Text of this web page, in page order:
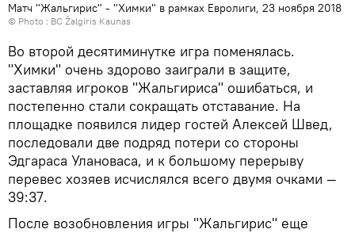
Матч "Жальгирис" - "Химки" в рамках Евролиги, 23 ноября 2018
© Photo : BC Žalgiris Kaunas
Во второй десятиминутке игра поменялась.
"Химки" очень здорово заиграли в защите,
заставляя игроков "Жальгириса" ошибаться, и
постепенно стали сокращать отставание. На
площадке появился лидер гостей Алексей Швед,
последовали две подряд потери со стороны
Эдгараса Улановаса, и к большому перерыву
перевес хозяев исчислялся всего двумя очками —
39:37.
После возобновления игры "Жальгирис" еще